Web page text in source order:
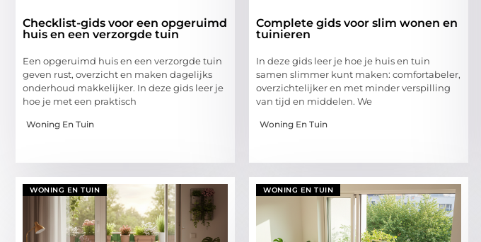
Checklist-gids voor een opgeruimd
huis en een verzorgde tuin
Een opgeruimd huis en een verzorgde tuin
geven rust, overzicht en maken dagelijks
onderhoud makkelijker. In deze gids leer je
hoe je met een praktisch
Woning En Tuin
Complete gids voor slim wonen en
tuinieren
In deze gids leer je hoe je huis en tuin
samen slimmer kunt maken: comfortabeler,
overzichtelijker en met minder verspilling
van tijd en middelen. We
Woning En Tuin
WONING EN TUIN WONING EN TUIN